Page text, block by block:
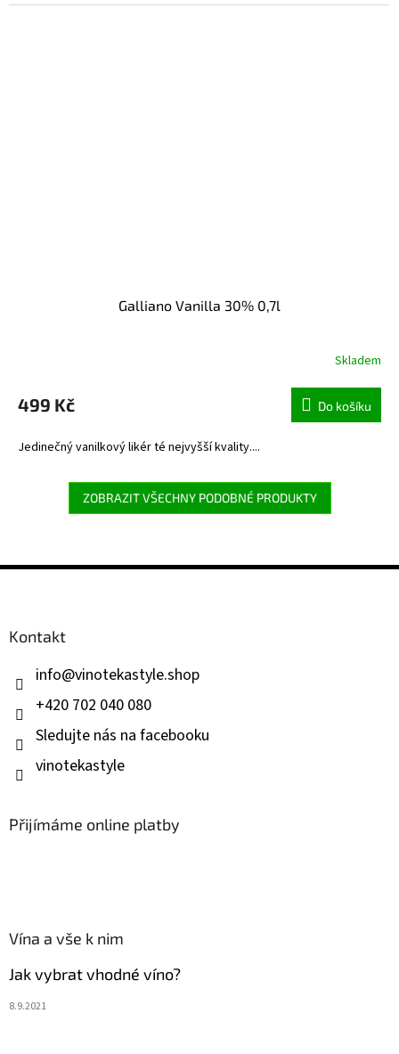
5
Galliano Vanilla 30% 0,7l
Skladem
499 Kč Do košíku
Jedinečný vanilkový likér té nejvyšší kvality....
ZOBRAZIT VŠECHNY PODOBNÉ PRODUKTY
Z
Kontakt
info@vinotekastyle.shop
+420 702 040 080
Sledujte nás na facebooku
vinotekastyle
Přijímáme online platby
Vína a vše k nim
Jak vybrat vhodné víno?
8.9.2021